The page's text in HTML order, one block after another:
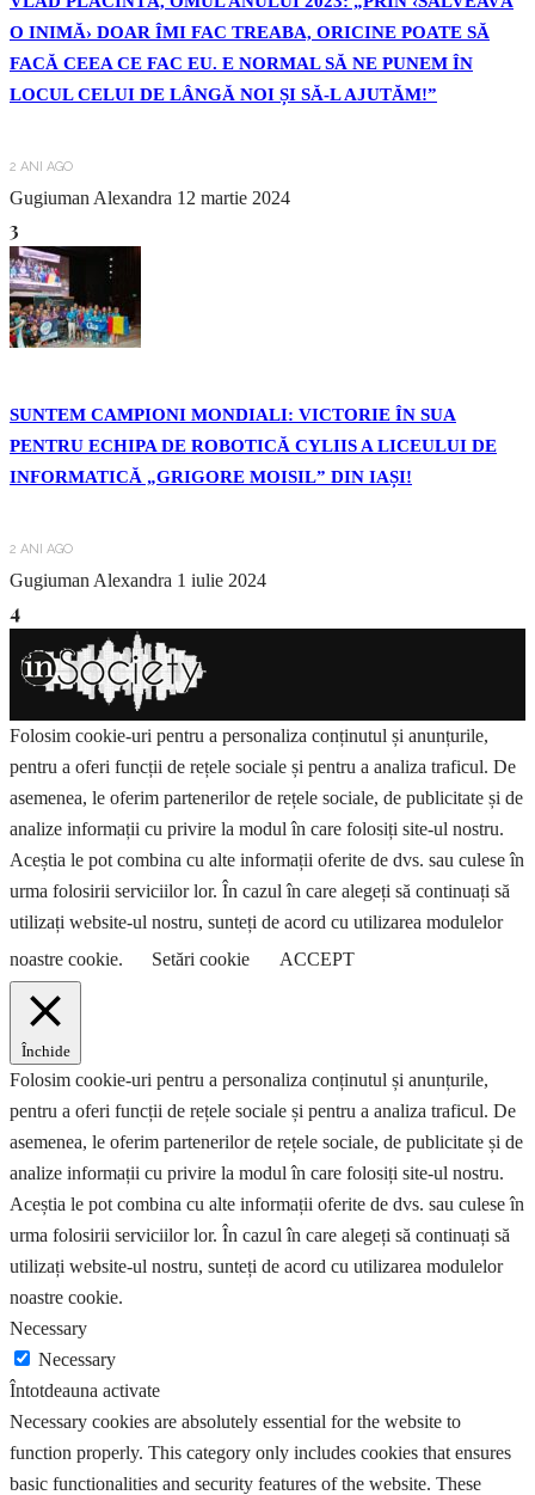
O INIMĂ› DOAR ÎMI FAC TREABA, ORICINE POATE SĂ
FACĂ CEEA CE FAC EU. E NORMAL SĂ NE PUNEM ÎN
LOCUL CELUI DE LÂNGĂ NOI ȘI SĂ-L AJUTĂM!”
2 ANI AGO
Gugiuman Alexandra 12 martie 2024
3
SUNTEM CAMPIONI MONDIALI: VICTORIE ÎN SUA
PENTRU ECHIPA DE ROBOTICĂ CYLIIS A LICEULUI DE
INFORMATICĂ „GRIGORE MOISIL” DIN IAȘI!
2 ANI AGO
Gugiuman Alexandra 1 iulie 2024
4
Folosim cookie-uri pentru a personaliza conținutul și anunțurile,
pentru a oferi funcții de rețele sociale și pentru a analiza traficul. De
asemenea, le oferim partenerilor de rețele sociale, de publicitate și de
analize informații cu privire la modul în care folosiți site-ul nostru.
Aceștia le pot combina cu alte informații oferite de dvs. sau culese în
urma folosirii serviciilor lor. În cazul în care alegeți să continuați să
utilizați website-ul nostru, sunteți de acord cu utilizarea modulelor
noastre cookie.
Setări cookie ACCEPT
Închide
Folosim cookie-uri pentru a personaliza conținutul și anunțurile,
pentru a oferi funcții de rețele sociale și pentru a analiza traficul. De
asemenea, le oferim partenerilor de rețele sociale, de publicitate și de
analize informații cu privire la modul în care folosiți site-ul nostru.
Aceștia le pot combina cu alte informații oferite de dvs. sau culese în
urma folosirii serviciilor lor. În cazul în care alegeți să continuați să
utilizați website-ul nostru, sunteți de acord cu utilizarea modulelor
noastre cookie.
Necessary
Necessary
Întotdeauna activate
Necessary cookies are absolutely essential for the website to
function properly. This category only includes cookies that ensures
basic functionalities and security features of the website. These